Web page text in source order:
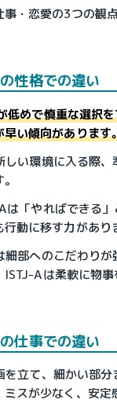
事・恋愛の3つの観
性格での違い
低めで慎重な選択
い傾向があります
い環境に入る際、
は「やればできる
動に移す力があり
細部へのこだわり
ISTJ-Aは柔軟に物
仕事での違い
を立て、細かい部分
スが少なく、安定